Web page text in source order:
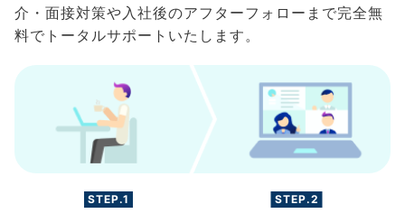
介・面接対策や入社後のアフターフォローまで完全無
料でトータルサポートいたします。
STEP.1 STEP.2